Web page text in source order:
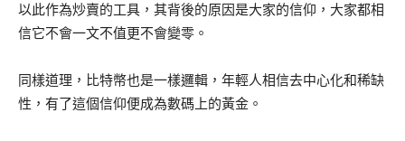
以此作為炒賣的工具，其背後的原因是大家的信仰，大家都相
信它不會一文不值更不會變零。
同樣道理，比特幣也是一樣邏輯，年輕人相信去中心化和稀缺
性，有了這個信仰便成為數碼上的黃金。